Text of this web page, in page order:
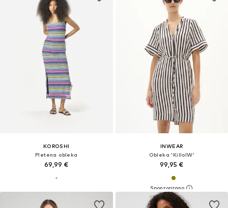
KOROSHI
Pletena obleka
69,99 €
INWEAR
Obleka 'KilloIW'
99,95 €